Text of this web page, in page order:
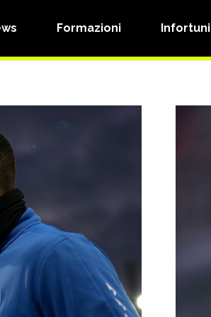
Formazioni Infortuni